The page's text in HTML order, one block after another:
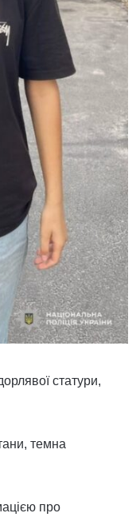
статури,
темна
про